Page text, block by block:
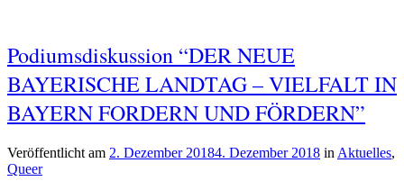
Podiumsdiskussion “DER NEUE
BAYERISCHE LANDTAG – VIELFALT IN
BAYERN FORDERN UND FÖRDERN”
Veröffentlicht am 2. Dezember 20184. Dezember 2018 von
in Aktuelles,
Queer